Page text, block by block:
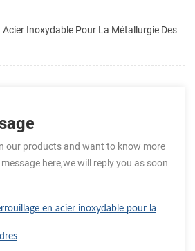
Acier Inoxydable Pour La Métallurgie Des
our products and want to know more
here,we will reply you as soon
en acier inoxydable pour la